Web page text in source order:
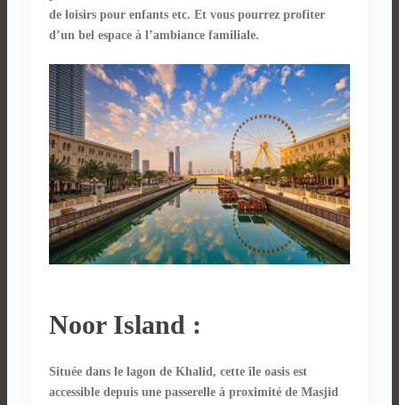
de loisirs pour enfants etc. Et vous pourrez profiter
d’un bel espace à l’ambiance familiale.
Noor Island :
Située dans le lagon de Khalid, cette île oasis est
accessible depuis une passerelle à proximité de Masjid